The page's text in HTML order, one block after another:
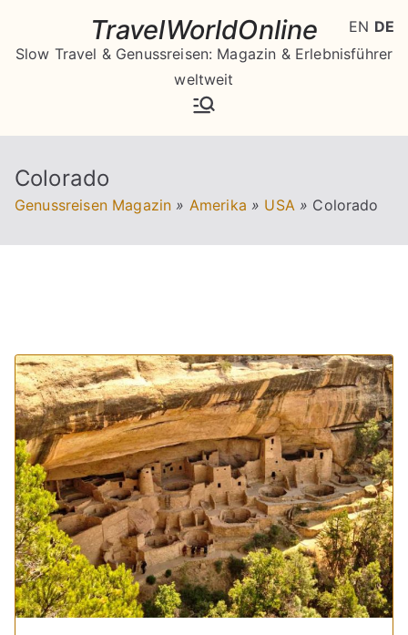
springen
TravelWorldOnline
Slow Travel & Genussreisen: Magazin & Erlebnisführer
weltweit
Colorado
Genussreisen Magazin » Amerika » USA » Colorado
EN DE